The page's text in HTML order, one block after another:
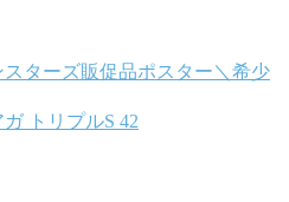
スターズ販促品ポスター＼希少
トリプルS 42